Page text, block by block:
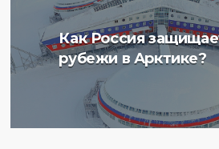
Как Россия
рубежи в Арктике?
Ученые Арктического
плавучего
радиоактивности
отложений в